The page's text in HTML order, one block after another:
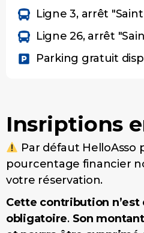
Ligne 3, arrêt
Ligne 26, arrêt
Parking gratuit
Insriptions
Par défaut HelloAsso
pourcentage financier
votre réservation.
Cette contribution n’est
obligatoire. Son